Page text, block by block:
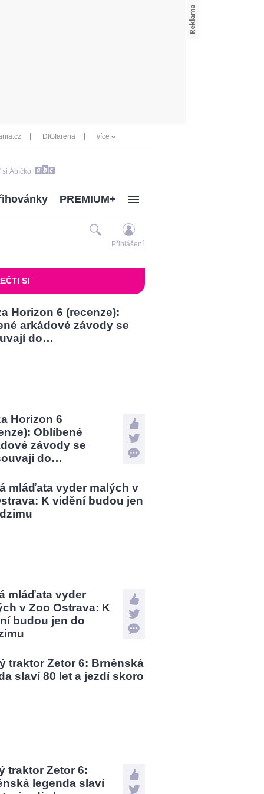
DIGIarena více
si Ábíčko
PREMIUM+
Přihlášení
SI
Horizon 6
Oblíbené
závody se
do…
mláďata vyder
v Zoo Ostrava: K
budou jen do
traktor Zetor 6:
legenda slaví